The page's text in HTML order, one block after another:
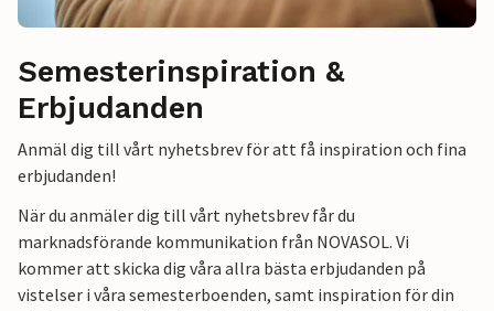
Semesterinspiration &
Erbjudanden
Anmäl dig till vårt nyhetsbrev för att få inspiration och fina
erbjudanden!
När du anmäler dig till vårt nyhetsbrev får du
marknadsförande kommunikation från NOVASOL. Vi
kommer att skicka dig våra allra bästa erbjudanden på
vistelser i våra semesterboenden, samt inspiration för din